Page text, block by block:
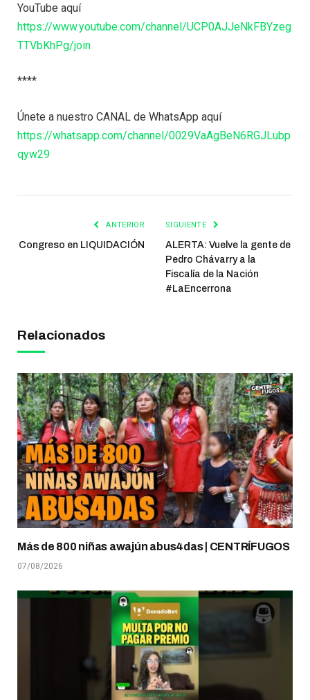
YouTube aquí
https://www.youtube.com/channel/UCP0AJJeNkFBYzeg
TTVbKhPg/join
****
Únete a nuestro CANAL de WhatsApp aquí
https://whatsapp.com/channel/0029VaAgBeN6RGJLubp
qyw29
ANTERIOR
Congreso en LIQUIDACIÓN
SIGUIENTE
ALERTA: Vuelve la gente de
Pedro Chávarry a la
Fiscalía de la Nación
#LaEncerrona
Relacionados
Más de 800 niñas awajún abus4das | CENTRÍFUGOS
07/08/2026